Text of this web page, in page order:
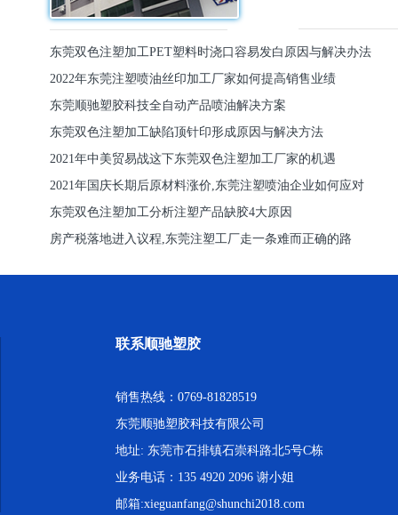
东莞双色注塑加工PET塑料时浇口容易发白原因与解决办法
2022年东莞注塑喷油丝印加工厂家如何提高销售业绩
东莞顺驰塑胶科技全自动产品喷油解决方案
东莞双色注塑加工缺陷顶针印形成原因与解决方法
2021年中美贸易战这下东莞双色注塑加工厂家的机遇
2021年国庆长期后原材料涨价,东莞注塑喷油企业如何应对
东莞双色注塑加工分析注塑产品缺胶4大原因
房产税落地进入议程,东莞注塑工厂走一条难而正确的路
联系顺驰塑胶
销售热线：0769-81828519
东莞顺驰塑胶科技有限公司
地址: 东莞市石排镇石崇科路北5号C栋
业务电话：135 4920 2096 谢小姐
邮箱:xieguanfang@shunchi2018.com